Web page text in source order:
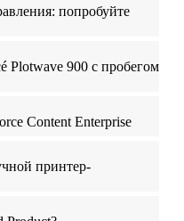
попробуйте
900 с пробегом
Content Enterprise
принтер-